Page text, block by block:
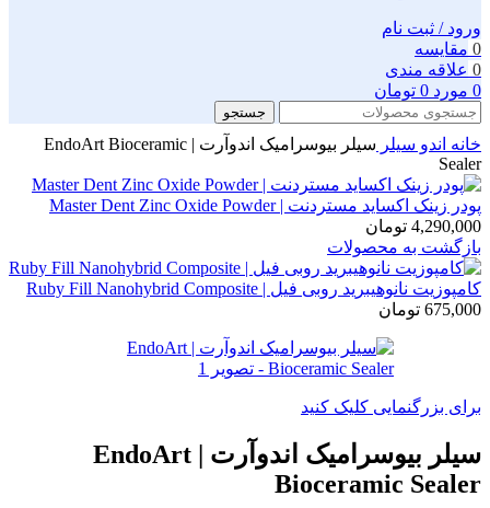
ورود / ثبت نام
0 مقايسه
0 علاقه مندی
0 مورد 0 تومان
جستجو
خانه اندو سیلر
سیلر بیوسرامیک اندوآرت | EndoArt Bioceramic
Sealer
پودر زینک اکساید مستردنت | Master Dent Zinc Oxide Powder
4,290,000 تومان
بازگشت به محصولات
کامپوزیت نانوهیبرید روبی فیل | Ruby Fill Nanohybrid Composite
675,000 تومان
برای بزرگنمایی کلیک کنید
سیلر بیوسرامیک اندوآرت | EndoArt
Bioceramic Sealer